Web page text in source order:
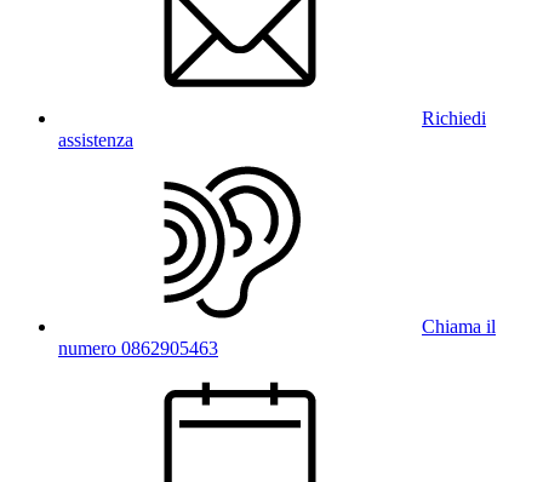
Richiedi
assistenza
Chiama il
numero 0862905463